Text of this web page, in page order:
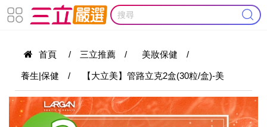
首頁 / 三立推薦 / 美妝保健 /
養生|保健 / 【大立美】管路立克2盒(30粒/盒)-美